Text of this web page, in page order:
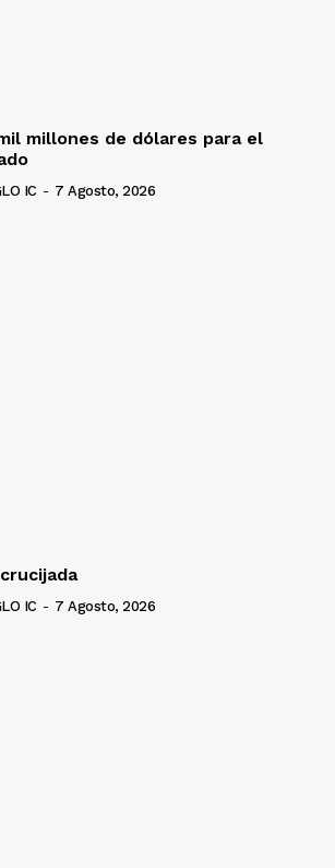
millones de dólares para el
IC - 7 Agosto, 2026
IC - 7 Agosto, 2026